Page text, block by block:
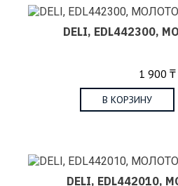
DELI, EDL442300,
1 900 ₸
В КОРЗИНУ
DELI, EDL442010,